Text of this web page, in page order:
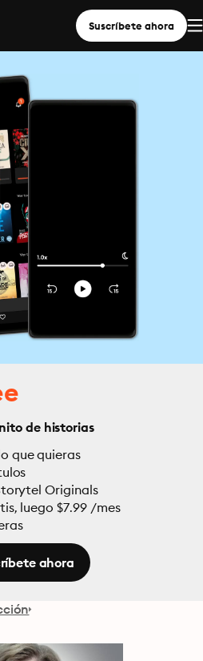
Suscríbete ahora
de historias
que quieras
Originals
luego $7.99 /mes
ahora